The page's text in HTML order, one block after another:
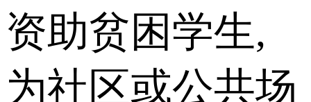
资助贫困学生,
为社区或公共场